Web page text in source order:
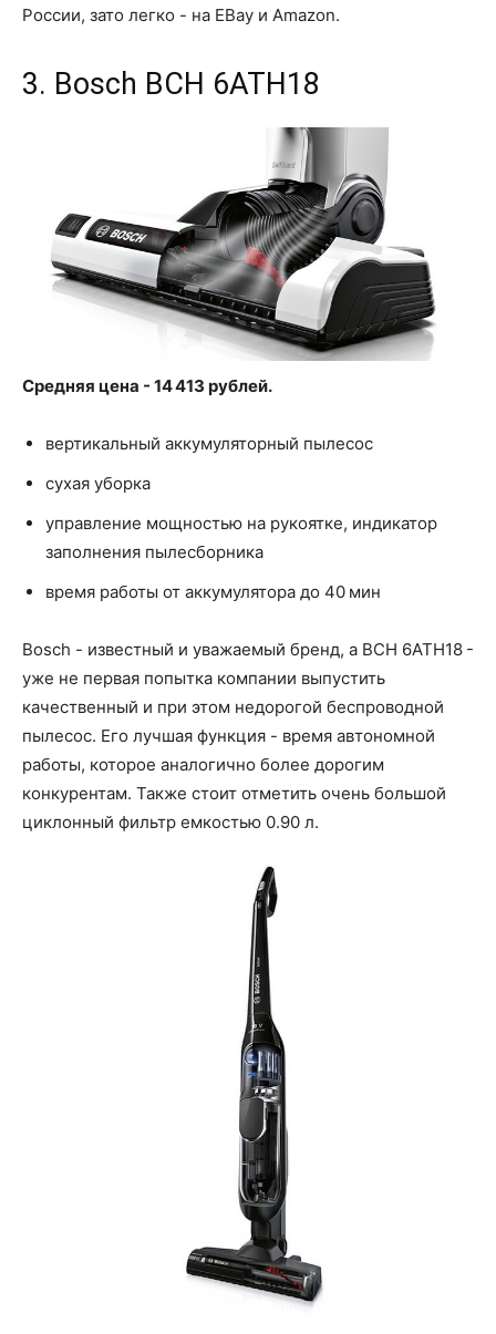
России, зато легко - на EBay и Amazon.
3. Bosch BCH 6ATH18
Средняя цена - 14 413 рублей.
вертикальный аккумуляторный пылесос
сухая уборка
управление мощностью на рукоятке, индикатор
заполнения пылесборника
время работы от аккумулятора до 40 мин
Bosch - известный и уважаемый бренд, а BCH 6ATH18 -
уже не первая попытка компании выпустить
качественный и при этом недорогой беспроводной
пылесос. Его лучшая функция - время автономной
работы, которое аналогично более дорогим
конкурентам. Также стоит отметить очень большой
циклонный фильтр емкостью 0.90 л.